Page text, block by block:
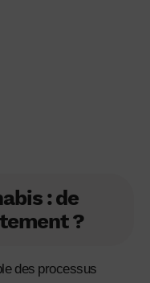
: de
?
des processus